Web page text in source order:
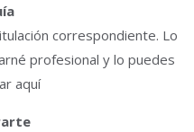
correspondiente. Lo
profesional y lo puedes
aquí